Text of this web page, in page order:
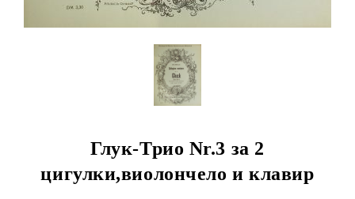
Глук-Трио Nr.3 за 2
цигулки,виолончело и клавир